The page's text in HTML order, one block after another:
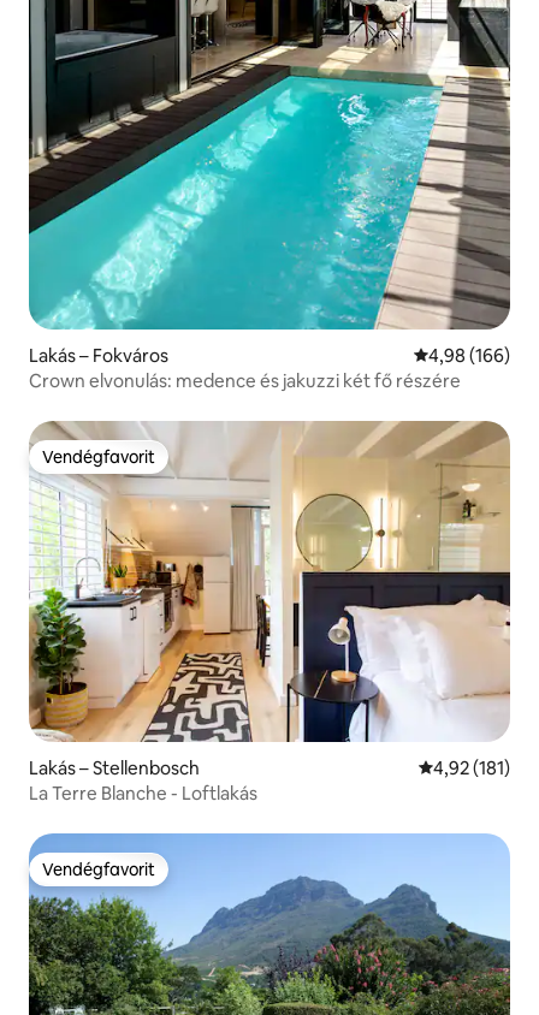
Lakás – Fokváros Átlagos
4,98 (166)
Crown elvonulás: medence és jakuzzi két fő részére
Vendégfavorit
Vendégfavorit
Lakás – Stellenbosch Átlagos
4,92 (181)
La Terre Blanche - Loftlakás
Vendégfavorit
Vendégfavorit